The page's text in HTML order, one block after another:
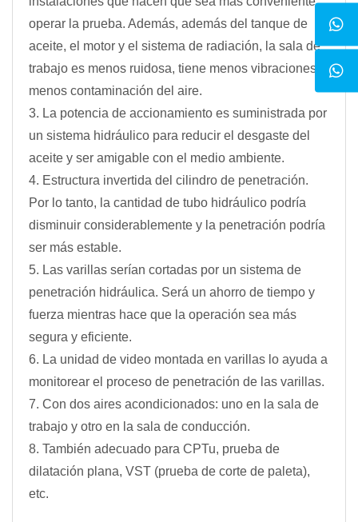
operar la prueba. Además, además del tanque de
aceite, el motor y el sistema de radiación, la sala de
trabajo es menos ruidosa, tiene menos vibraciones y
menos contaminación del aire.
3. La potencia de accionamiento es suministrada por
un sistema hidráulico para reducir el desgaste del
aceite y ser amigable con el medio ambiente.
4. Estructura invertida del cilindro de penetración.
Por lo tanto, la cantidad de tubo hidráulico podría
disminuir considerablemente y la penetración podría
ser más estable.
5. Las varillas serían cortadas por un sistema de
penetración hidráulica. Será un ahorro de tiempo y
fuerza mientras hace que la operación sea más
segura y eficiente.
6. La unidad de video montada en varillas lo ayuda a
monitorear el proceso de penetración de las varillas.
7. Con dos aires acondicionados: uno en la sala de
trabajo y otro en la sala de conducción.
8. También adecuado para CPTu, prueba de
dilatación plana, VST (prueba de corte de paleta),
etc.